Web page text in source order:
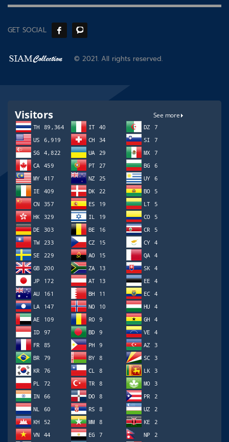
GET SOCIAL
© 2021. All rights reserved.